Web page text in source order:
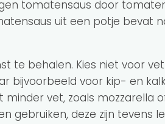
tomatensaus door
uit een potje bevat
te behalen. Kies niet voor
bijvoorbeeld voor kip- en
vet, zoals mozzarella
gebruiken, deze zijn tevens